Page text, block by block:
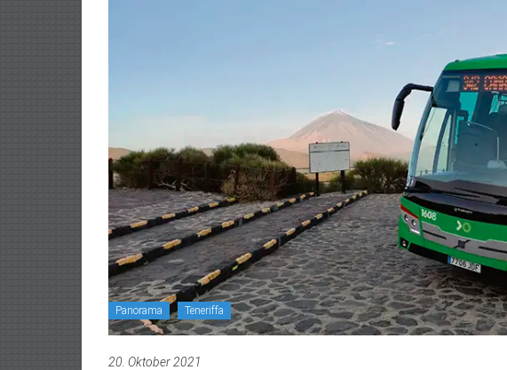
Panorama Teneriffa
20. Oktober 2021